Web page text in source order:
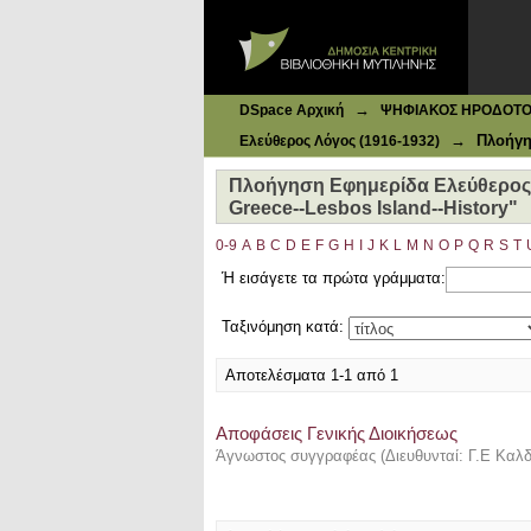
DSpace Αρχική → ΨΗΦΙΑΚΟΣ ΗΡΟΔΟΤΟΣ:
Ελεύθερος Λόγος (1916-1932)
→
Πλοήγηση Εφημερίδα
Greece--Lesbos Island--History"
0-9 A B C D E F G H J K L M N O P Q R S T
Ή εισάγετε τα πρώτα γράμματα:
Ταξινόμηση κατά:
Αποτελέσματα 1-1 από 1
Αποφάσεις Γενικής Διοικήσεως
Άγνωστος συγγραφέας (Διευθυνταί: Γ.Ε